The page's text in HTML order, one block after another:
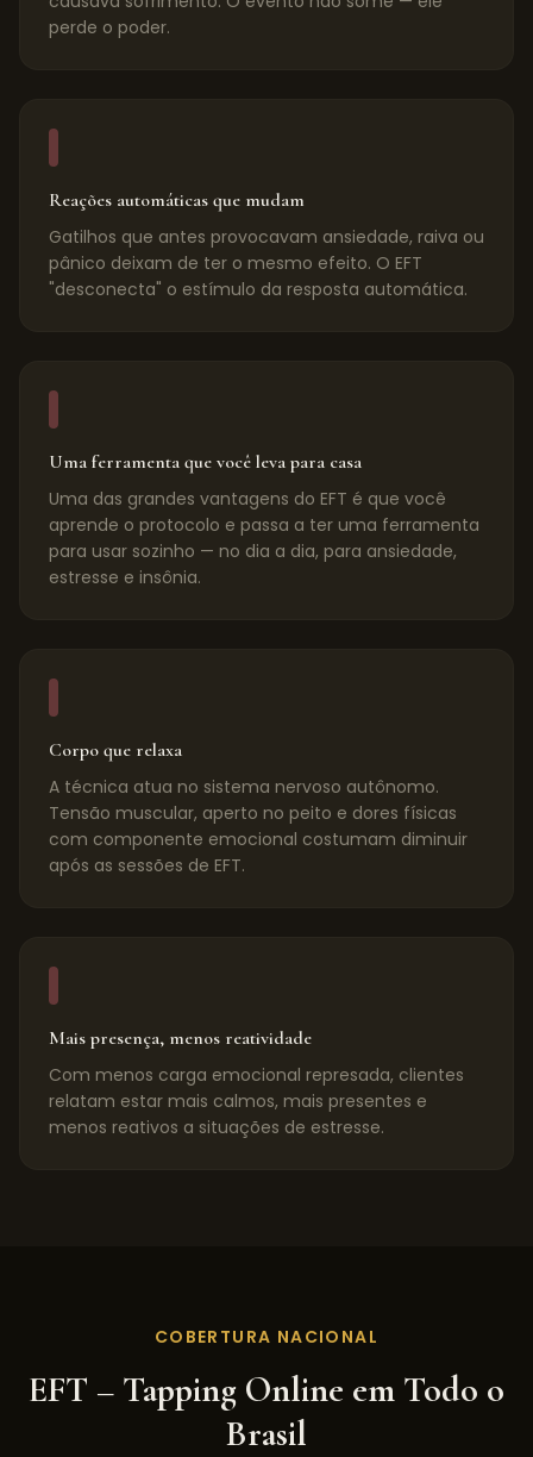
perde o poder.
Reações automáticas que mudam
Gatilhos que antes provocavam ansiedade, raiva ou
pânico deixam de ter o mesmo efeito. O EFT
"desconecta" o estímulo da resposta automática.
Uma ferramenta que você leva para casa
Uma das grandes vantagens do EFT é que você
aprende o protocolo e passa a ter uma ferramenta
para usar sozinho — no dia a dia, para ansiedade,
estresse e insônia.
Corpo que relaxa
A técnica atua no sistema nervoso autônomo.
Tensão muscular, aperto no peito e dores físicas
com componente emocional costumam diminuir
após as sessões de EFT.
Mais presença, menos reatividade
Com menos carga emocional represada, clientes
relatam estar mais calmos, mais presentes e
menos reativos a situações de estresse.
COBERTURA NACIONAL
EFT – Tapping Online em Todo o
Brasil